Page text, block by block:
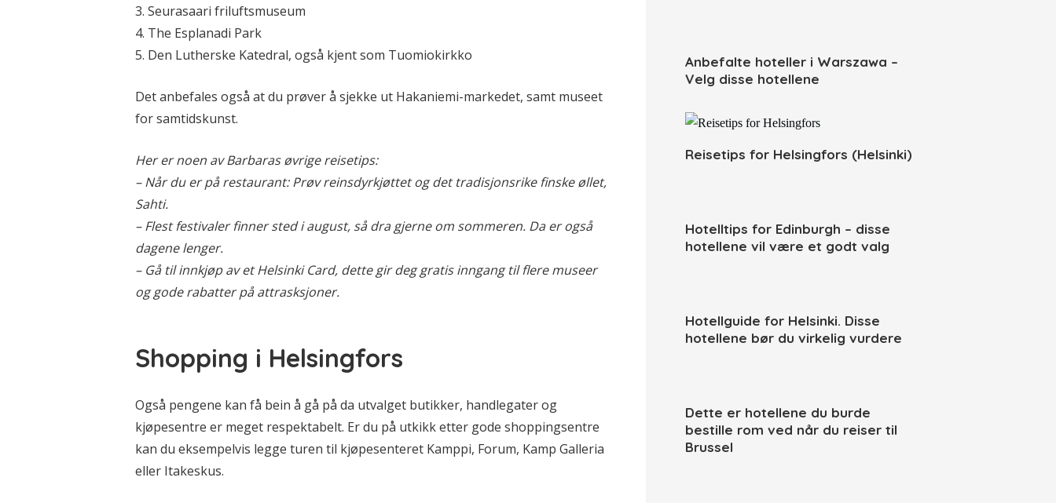
3. Seurasaari friluftsmuseum
4. The Esplanadi Park
5. Den Lutherske Katedral, også kjent som Tuomiokirkko
Det anbefales også at du prøver å sjekke ut Hakaniemi-markedet, samt museet
for samtidskunst.
Her er noen av Barbaras øvrige reisetips:
– Når du er på restaurant: Prøv reinsdyrkjøttet og det tradisjonsrike finske øllet,
Sahti.
– Flest festivaler finner sted i august, så dra gjerne om sommeren. Da er også
dagene lenger.
– Gå til innkjøp av et Helsinki Card, dette gir deg gratis inngang til flere museer
og gode rabatter på attrasksjoner.
Shopping i Helsingfors
Også pengene kan få bein å gå på da utvalget butikker, handlegater og
kjøpesentre er meget respektabelt. Er du på utkikk etter gode shoppingsentre
kan du eksempelvis legge turen til kjøpesenteret Kamppi, Forum, Kamp Galleria
eller Itakeskus.
Anbefalte hoteller i Warszawa –
Velg disse hotellene
Reisetips for Helsingfors (Helsinki)
Hotelltips for Edinburgh – disse
hotellene vil være et godt valg
Hotellguide for Helsinki. Disse
hotellene bør du virkelig vurdere
Dette er hotellene du burde
bestille rom ved når du reiser til
Brussel